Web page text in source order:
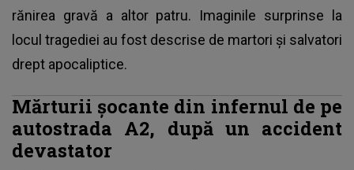
rănirea gravă a altor patru. Imaginile surprinse la
locul tragediei au fost descrise de martori și salvatori
drept apocaliptice.
Mărturii șocante din infernul de pe
autostrada A2, după un accident
devastator